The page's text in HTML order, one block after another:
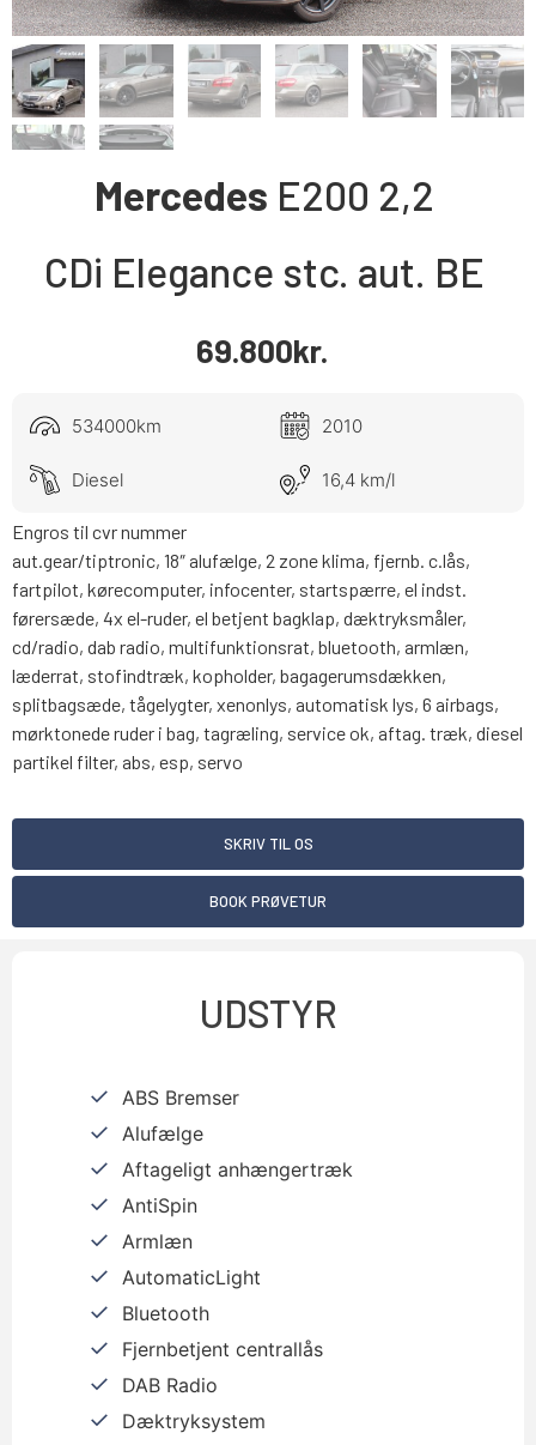
Mercedes E200 2,2
CDi Elegance stc. aut. BE
69.800kr.
534000km 2010
Diesel 16,4 km/l
Engros til cvr nummer
aut.gear/tiptronic, 18″ alufælge, 2 zone klima, fjernb. c.lås,
fartpilot, kørecomputer, infocenter, startspærre, el indst.
førersæde, 4x el-ruder, el betjent bagklap, dæktryksmåler,
cd/radio, dab radio, multifunktionsrat, bluetooth, armlæn,
læderrat, stofindtræk, kopholder, bagagerumsdækken,
splitbagsæde, tågelygter, xenonlys, automatisk lys, 6 airbags,
mørktonede ruder i bag, tagræling, service ok, aftag. træk, diesel
partikel filter, abs, esp, servo
SKRIV TIL OS
BOOK PRØVETUR
UDSTYR
ABS Bremser
Alufælge
Aftageligt anhængertræk
AntiSpin
Armlæn
AutomaticLight
Bluetooth
Fjernbetjent centrallås
DAB Radio
Dæktryksystem